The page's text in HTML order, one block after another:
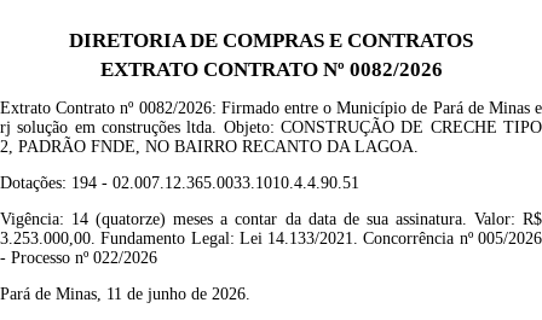
DIRETORIA DE COMPRAS E CONTRATOS
EXTRATO CONTRATO Nº 0082/2026
Extrato Contrato nº 0082/2026: Firmado entre o Município de Pará de Minas e
rj solução em construções ltda. Objeto: CONSTRUÇÃO DE CRECHE TIPO
2, PADRÃO FNDE, NO BAIRRO RECANTO DA LAGOA.
Dotações: 194 - 02.007.12.365.0033.1010.4.4.90.51
Vigência: 14 (quatorze) meses a contar da data de sua assinatura. Valor: R$
3.253.000,00. Fundamento Legal: Lei 14.133/2021. Concorrência nº 005/2026
- Processo nº 022/2026
Pará de Minas, 11 de junho de 2026.